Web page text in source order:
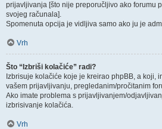
prijavljivanja [što nije preporučljivo ako forumu
svojeg računala].
Spomenuta opcija je vidljiva samo ako ju je
Vrh
Što “Izbriši kolačiće” radi?
Izbrisuje kolačiće koje je kreirao phpBB, a koji,
vašem prijavljivanju, pregledanim/pročitanim
Ako imate problema s prijavljivanjem/
izbrisivanje kolačića.
Vrh